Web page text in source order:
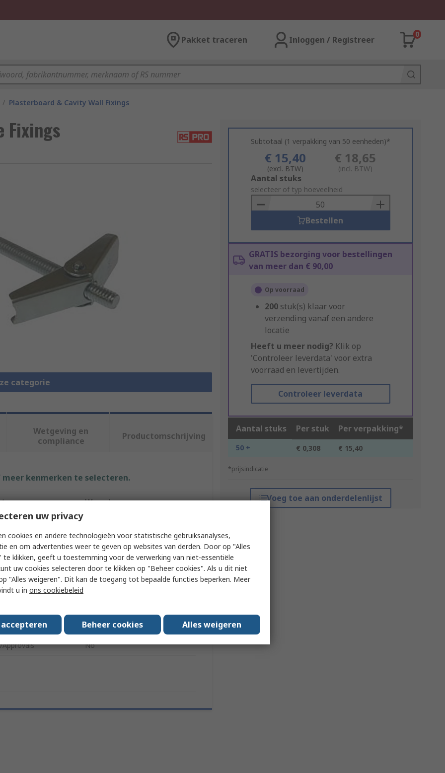
Pakket traceren Inloggen / Registreer
0
/ Plasterboard & Cavity Wall Fixings
Fixings
categorie
Subtotaal (1 verpakking van 50 eenheden)*
€ 15,40
(excl. BTW)
€ 18,65
(incl. BTW)
Add
to
Basket
Aantal stuks
selecteer of typ hoeveelheid
Bestellen
GRATIS bezorging voor bestellingen
van meer dan € 90,00
Op voorraad
200 stuk(s) klaar voor
verzending vanaf een andere
locatie
Heeft u meer nodig? Klik op
'Controleer leverdata' voor extra
voorraad en levertijden.
Controleer leverdata
Aantal stuks Per stuk Per verpakking*
50 + € 0,308 € 15,40
*prijsindicatie
Voeg toe aan onderdelenlijst
Wetgeving en
compliance
Productomschrijving
kenmerken te selecteren.
Waarde
Spring Toggle Fixings
3in
Steel
6/32
No
uw privacy
cookies en andere technologieën voor statistische gebruiksanalyses,
en om advertenties weer te geven op websites van derden. Door op "Alles
te klikken, geeft u toestemming voor de verwerking van niet-essentiële
uw cookies selecteren door te klikken op "Beheer cookies". Als u dit niet
"Alles weigeren". Dit kan de toegang tot bepaalde functies beperken. Meer
u in ons cookiebeleid
Beheer cookies Alles weigeren